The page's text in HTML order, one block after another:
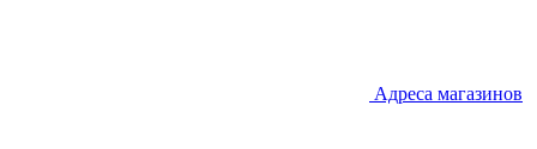
Адреса магазинов